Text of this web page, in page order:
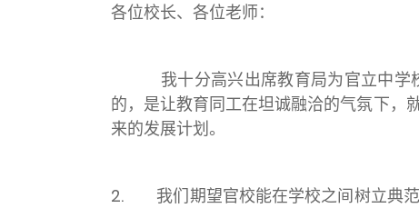
各位校长、各位老师：
我十分高兴出席教育局为官立中学校
的，是让教育同工在坦诚融洽的气氛下，
来的发展计划。
2. 我们期望官校能在学校之间树立典范